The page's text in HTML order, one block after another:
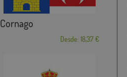
Cornago
Desde: 18,37 €